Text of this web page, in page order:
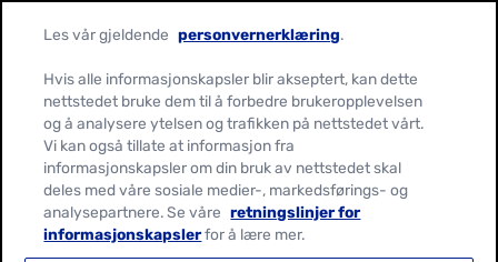
GLUTENFRI
Les vår gjeldende personvernerklæring.
Hvis alle informasjonskapsler blir akseptert, kan dette
nettstedet bruke dem til å forbedre brukeropplevelsen
og å analysere ytelsen og trafikken på nettstedet vårt.
Vi kan også tillate at informasjon fra
informasjonskapsler om din bruk av nettstedet skal
deles med våre sosiale medier-, markedsførings- og
analysepartnere. Se våre retningslinjer for
informasjonskapslerfor å lære mer.